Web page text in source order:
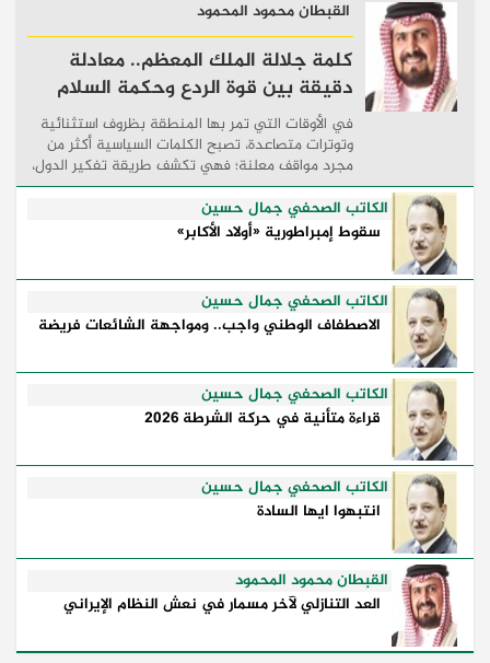
القبطان محمود المحمود
كلمة جلالة الملك المعظم.. معادلة
دقيقة بين قوة الردع وحكمة السلام
في الأوقات التي تمر بها المنطقة بظروف استثنائية
وتوترات متصاعدة، تصبح الكلمات السياسية أكثر من
مجرد مواقف معلنة؛ فهي تكشف طريقة تفكير الدول،
وكيفية إدارتها للأزمات، والحدود التي تفصل بين القوة
...
الكاتب الصحفي جمال حسين
سقوط إمبراطورية «أولاد الأكابر»
الكاتب الصحفي جمال حسين
الاصطفاف الوطني واجب.. ومواجهة الشائعات فريضة
الكاتب الصحفي جمال حسين
قراءة متأنية في حركة الشرطة 2026
الكاتب الصحفي جمال حسين
انتبهوا ايها السادة
القبطان محمود المحمود
العد التنازلي لآخر مسمار في نعش النظام الإيراني